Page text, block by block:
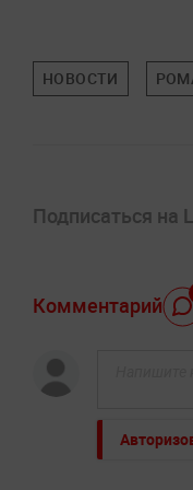
НОВОСТИ
Подписаться на
Комментарий